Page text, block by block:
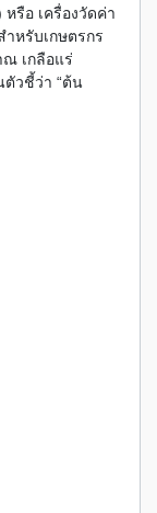
หรือ เครื่องวัดค่า
หรับเกษตรกร
เกลือแร่
ตัวชี้ว่า “ต้น